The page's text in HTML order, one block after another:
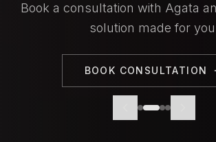
Book a consultation with Agata
solution made for
BOOK CONSULTATION